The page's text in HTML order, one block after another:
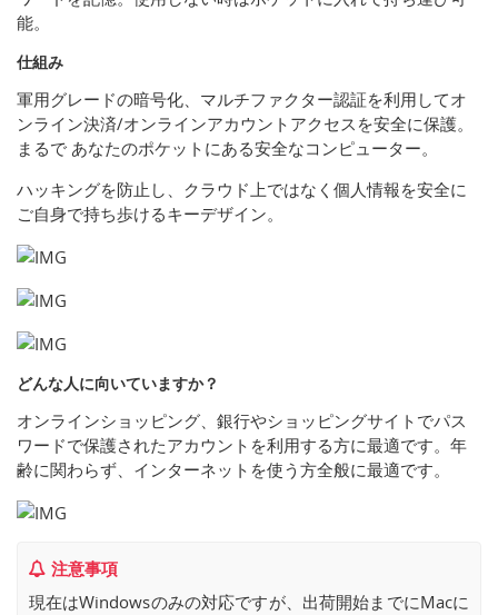
能。
仕組み
軍用グレードの暗号化、マルチファクター認証を利用してオ
ンライン決済/オンラインアカウントアクセスを安全に保護。
まるで あなたのポケットにある安全なコンピューター。
ハッキングを防止し、クラウド上ではなく個人情報を安全に
ご自身で持ち歩けるキーデザイン。
どんな人に向いていますか？
オンラインショッピング、銀行やショッピングサイトでパス
ワードで保護されたアカウントを利用する方に最適です。年
齢に関わらず、インターネットを使う方全般に最適です。
注意事項
現在はWindowsのみの対応ですが、出荷開始までにMacに